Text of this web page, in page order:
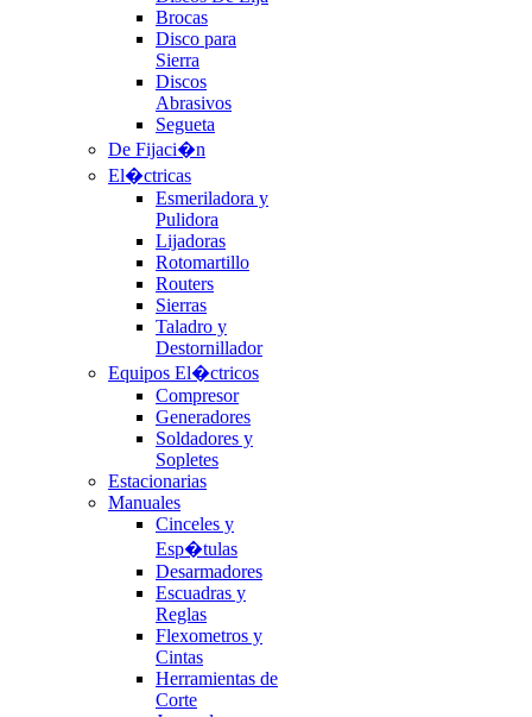
Brocas
Disco para
Sierra
Discos
Abrasivos
Segueta
De Fijaci�n
El�ctricas
Esmeriladora y
Pulidora
Lijadoras
Rotomartillo
Routers
Sierras
Taladro y
Destornillador
Equipos El�ctricos
Compresor
Generadores
Soldadores y
Sopletes
Estacionarias
Manuales
Cinceles y
Esp�tulas
Desarmadores
Escuadras y
Reglas
Flexometros y
Cintas
Herramientas de
Corte